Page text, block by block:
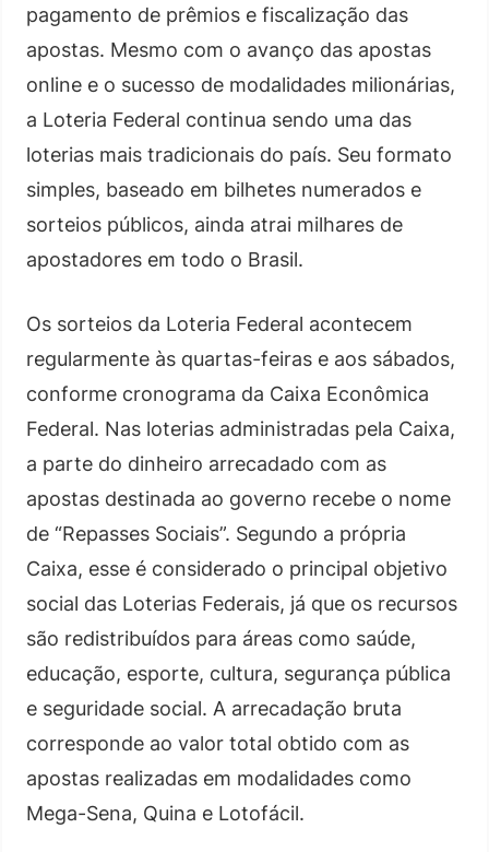
pagamento de prêmios e fiscalização das
apostas. Mesmo com o avanço das apostas
online e o sucesso de modalidades milionárias,
a Loteria Federal continua sendo uma das
loterias mais tradicionais do país. Seu formato
simples, baseado em bilhetes numerados e
sorteios públicos, ainda atrai milhares de
apostadores em todo o Brasil.
Os sorteios da Loteria Federal acontecem
regularmente às quartas-feiras e aos sábados,
conforme cronograma da Caixa Econômica
Federal. Nas loterias administradas pela Caixa,
a parte do dinheiro arrecadado com as
apostas destinada ao governo recebe o nome
de “Repasses Sociais”. Segundo a própria
Caixa, esse é considerado o principal objetivo
social das Loterias Federais, já que os recursos
são redistribuídos para áreas como saúde,
educação, esporte, cultura, segurança pública
e seguridade social. A arrecadação bruta
corresponde ao valor total obtido com as
apostas realizadas em modalidades como
Mega-Sena, Quina e Lotofácil.